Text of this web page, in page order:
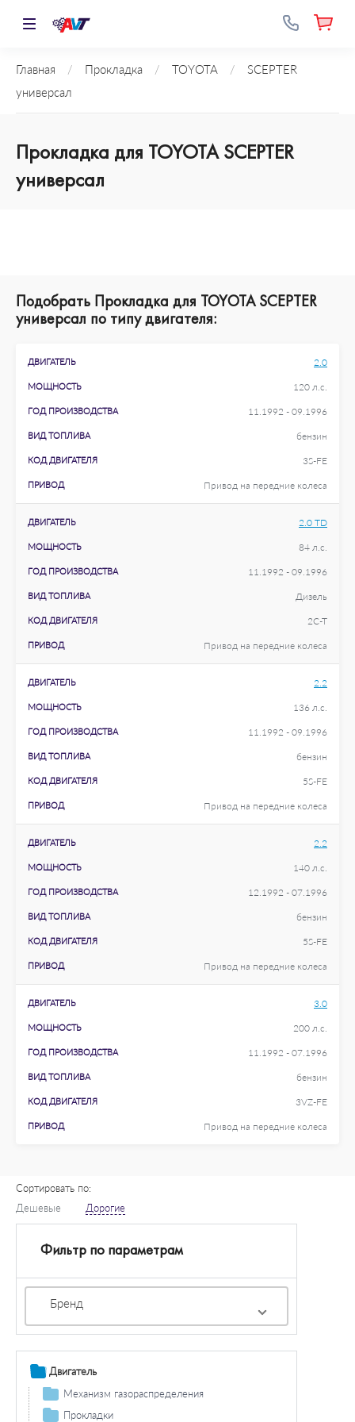
Главная / Прокладка / TOYOTA /
SCEPTER
универсал
Прокладка для TOYOTA SCEPTER
универсал
Подобрать Прокладка для TOYOTA SCEPTER
универсал по типу двигателя:
ДВИГАТЕЛЬ 2.0
МОЩНОСТЬ 120 л.с.
ГОД ПРОИЗВОДСТВА 11.1992 - 09.1996
ВИД ТОПЛИВА бензин
КОД ДВИГАТЕЛЯ 3S-FE
ПРИВОД Привод на передние колеса
ДВИГАТЕЛЬ 2.0 TD
МОЩНОСТЬ 84 л.с.
ГОД ПРОИЗВОДСТВА 11.1992 - 09.1996
ВИД ТОПЛИВА Дизель
КОД ДВИГАТЕЛЯ 2C-T
ПРИВОД Привод на передние колеса
ДВИГАТЕЛЬ 2.2
МОЩНОСТЬ 136 л.с.
ГОД ПРОИЗВОДСТВА 11.1992 - 09.1996
ВИД ТОПЛИВА бензин
КОД ДВИГАТЕЛЯ 5S-FE
ПРИВОД Привод на передние колеса
ДВИГАТЕЛЬ 2.2
МОЩНОСТЬ 140 л.с.
ГОД ПРОИЗВОДСТВА 12.1992 - 07.1996
ВИД ТОПЛИВА бензин
КОД ДВИГАТЕЛЯ 5S-FE
ПРИВОД Привод на передние колеса
ДВИГАТЕЛЬ 3.0
МОЩНОСТЬ 200 л.с.
ГОД ПРОИЗВОДСТВА 11.1992 - 07.1996
ВИД ТОПЛИВА бензин
КОД ДВИГАТЕЛЯ 3VZ-FE
ПРИВОД Привод на передние колеса
Сортировать по:
Дешевые
Дорогие
Фильтр по параметрам
Бренд
Двигатель
Механизм газораспределения
Ремень ГРМ / натяжение
Прокладки